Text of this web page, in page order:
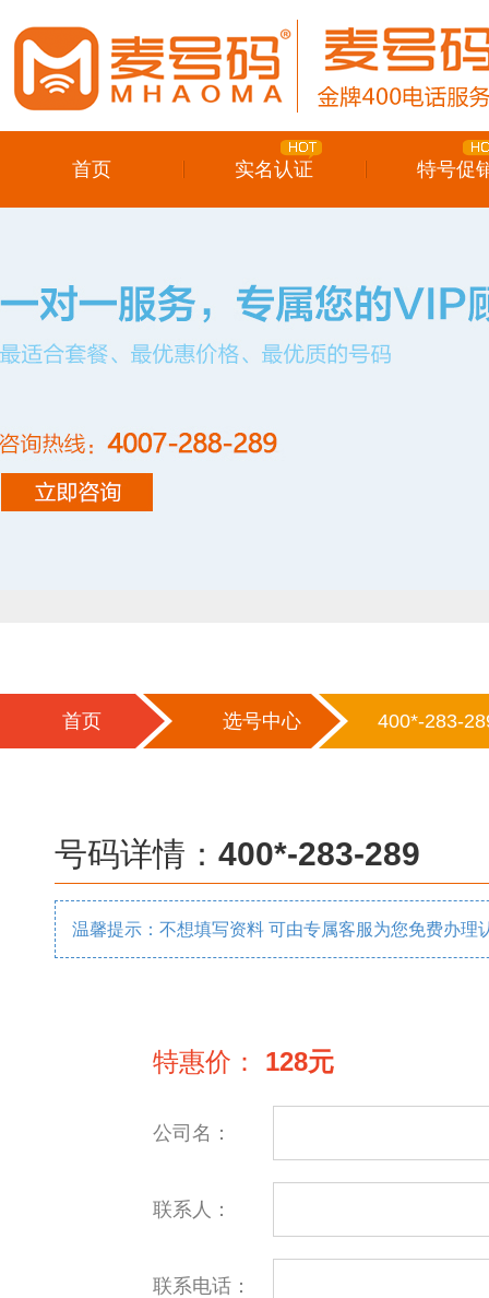
首页 实名认证 特号促
首页 选号中心 400*-283-
号码详情： 400*-283-289
温馨提示：不想填写资料 可由专属客服为您免费办理
特惠价： 128元
公司名：
联系人：
联系电话：